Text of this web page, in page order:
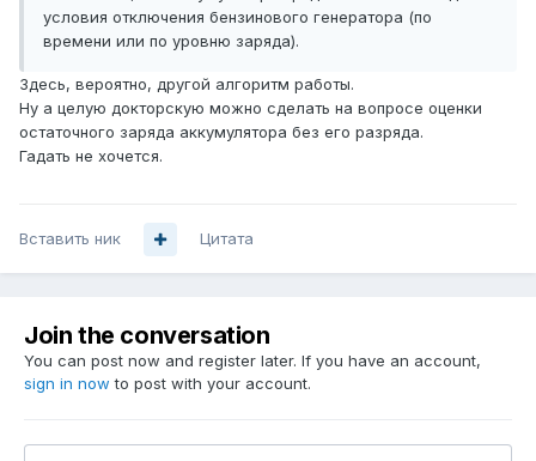
условия отключения бензинового генератора (по
времени или по уровню заряда).
Здесь, вероятно, другой алгоритм работы.
Ну а целую докторскую можно сделать на вопросе оценки
остаточного заряда аккумулятора без его разряда.
Гадать не хочется.
Вставить ник Цитата
Join the conversation
You can post now and register later. If you have an account,
sign in now to post with your account.